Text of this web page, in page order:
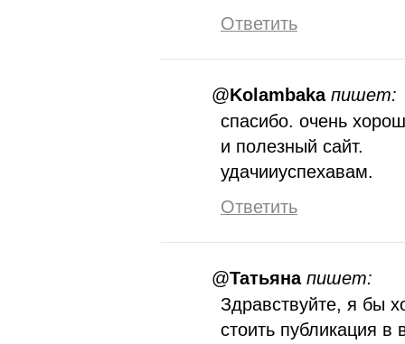
Ответить
@Kolambaka пишет:
спасибо. очень
и полезный сайт.
удачииуспехавам.
Ответить
@Татьяна пишет:
Здравствуйте, я бы
стоить публикация